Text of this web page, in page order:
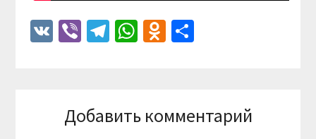
VKViberTelegram
WhatsApp
Odnoklassniki
Отправить
Добавить комментарий